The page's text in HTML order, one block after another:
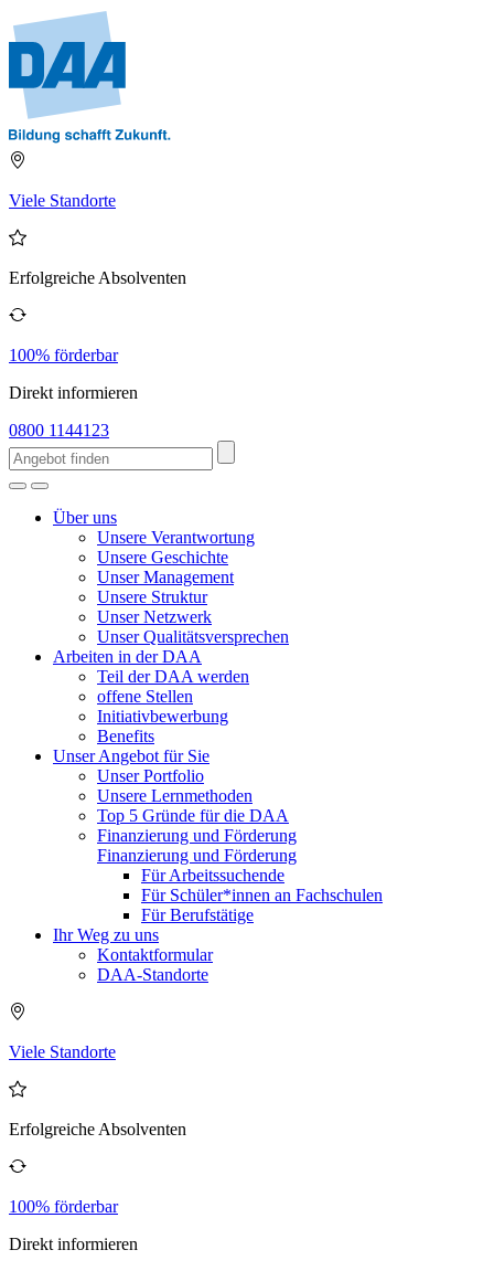
Viele Standorte
Erfolgreiche Absolventen
100% förderbar
Direkt informieren
0800 1144123
Über uns
Unsere Verantwortung
Unsere Geschichte
Unser Management
Unsere Struktur
Unser Netzwerk
Unser Qualitätsversprechen
Arbeiten in der DAA
Teil der DAA werden
offene Stellen
Initiativbewerbung
Benefits
Unser Angebot für Sie
Unser Portfolio
Unsere Lernmethoden
Top 5 Gründe für die DAA
Finanzierung und Förderung
Finanzierung und Förderung
Für Arbeitssuchende
Für Schüler*innen an Fachschulen
Für Berufstätige
Ihr Weg zu uns
Kontaktformular
DAA-Standorte
Viele Standorte
Erfolgreiche Absolventen
100% förderbar
Direkt informieren